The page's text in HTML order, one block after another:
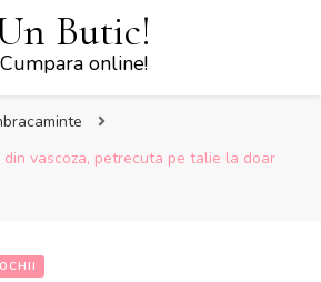
Butic!
Cumpara online!
din vascoza, petrecuta pe talie la doar